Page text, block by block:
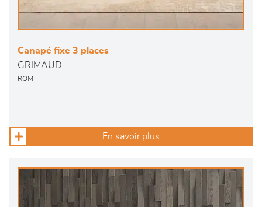
Canapé fixe 3 places
GRIMAUD
ROM
En savoir plus